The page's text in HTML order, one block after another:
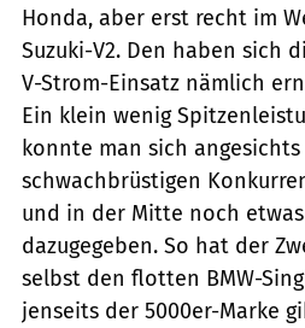
Honda, aber erst recht im
Suzuki-V2. Den haben sich
V-Strom-Einsatz nämlich
Ein klein wenig
konnte man sich
schwachbrüstigen
und in der Mitte noch
dazugegeben. So hat der
selbst den flotten BMW-
jenseits der 5000er-Marke